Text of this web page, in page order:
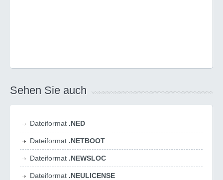
Sehen Sie auch
Dateiformat .NED
Dateiformat .NETBOOT
Dateiformat .NEWSLOC
Dateiformat .NEULICENSE